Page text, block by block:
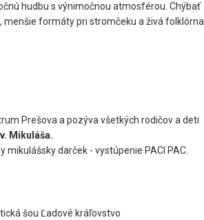
hudbu s výnimočnou atmosférou. Chýbať
formáty pri stromčeku a živá folklórna
Prešova a pozýva všetkých rodičov a deti
Mikuláša.
darček - vystúpenie PACI PAC.
šou Ľadové kráľovstvo